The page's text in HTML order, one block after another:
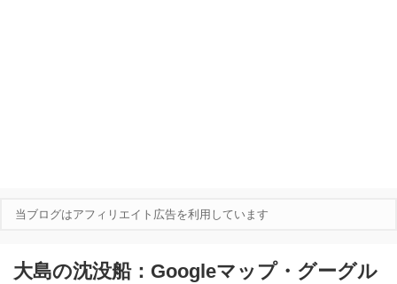
当ブログはアフィリエイト広告を利用しています
大島の沈没船：Googleマップ・グーグル